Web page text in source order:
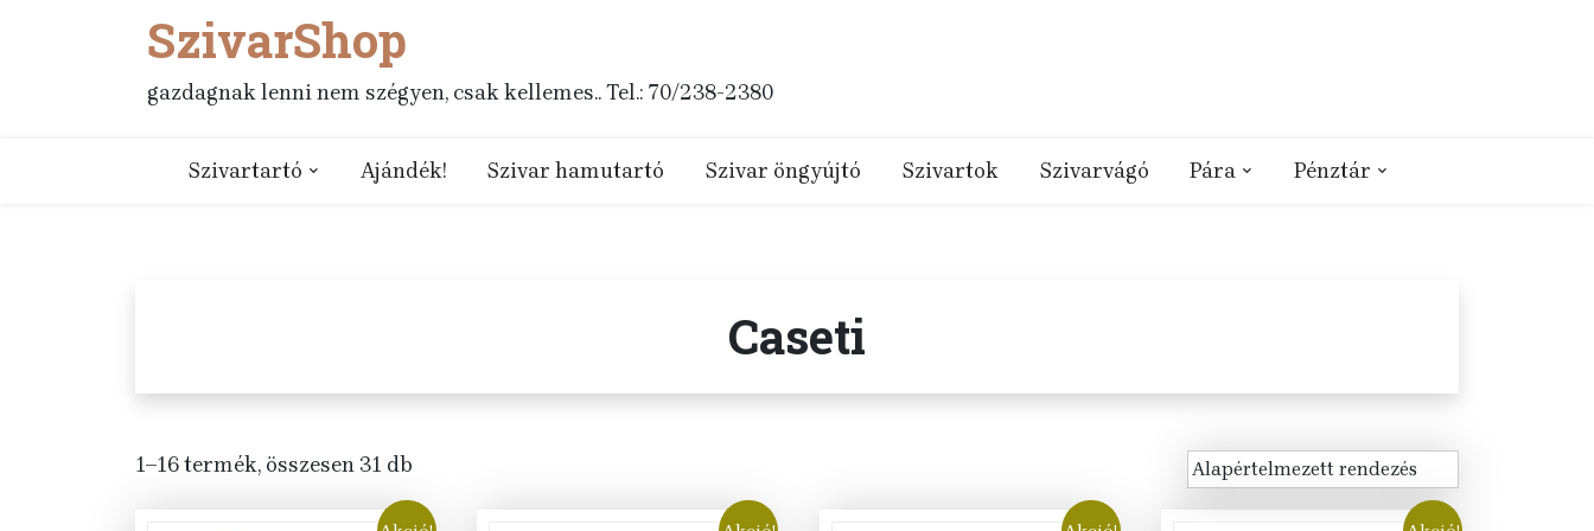
SzivarShop
gazdagnak lenni nem szégyen, csak kellemes.. Tel.: 70/238-2380
Szivartartó Ajándék! Szivar hamutartó Szivar öngyújtó Szivartok Szivarvágó Pára Pénztár
Caseti
1–16 termék, összesen 31 db